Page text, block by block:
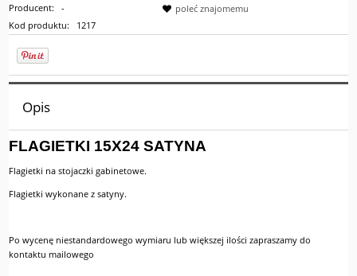
Producent:
-
Kod produktu:
1217
poleć znajomemu
Opis
FLAGIETKI 15X24 SATYNA
Flagietki na stojaczki gabinetowe.
Flagietki wykonane z satyny.
Po wycenę niestandardowego wymiaru lub większej ilości zapraszamy do
kontaktu mailowego